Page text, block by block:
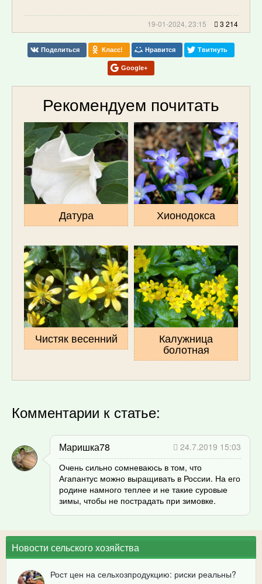
19-01-2024, 23:15 3 214
Поделиться Класс! Нравится Твитнуть
Google+
Рекомендуем почитать
Датура Хионодокса
Чистяк весенний Калужница
болотная
Комментарии к статье:
Маришка78
24.7.2019 15:03
Очень сильно сомневаюсь в том, что
Агапантус можно выращивать в России. На его
родине намного теплее и не такие суровые
зимы, чтобы не пострадать при зимовке.
Новости сельского хозяйства
Рост цен на сельхозпродукцию: риски реальны?